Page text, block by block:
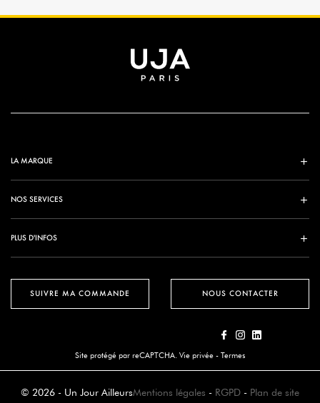
SUIVRE MA COMMANDE
LA MARQUE
NOS SERVICES
PLUS D'INFOS
NOUS CONTACTER
Site protégé par reCAPTCHA. Vie privée - Termes
© 2026 - Un Jour AilleursMentions légales - RGPD - Plan de site